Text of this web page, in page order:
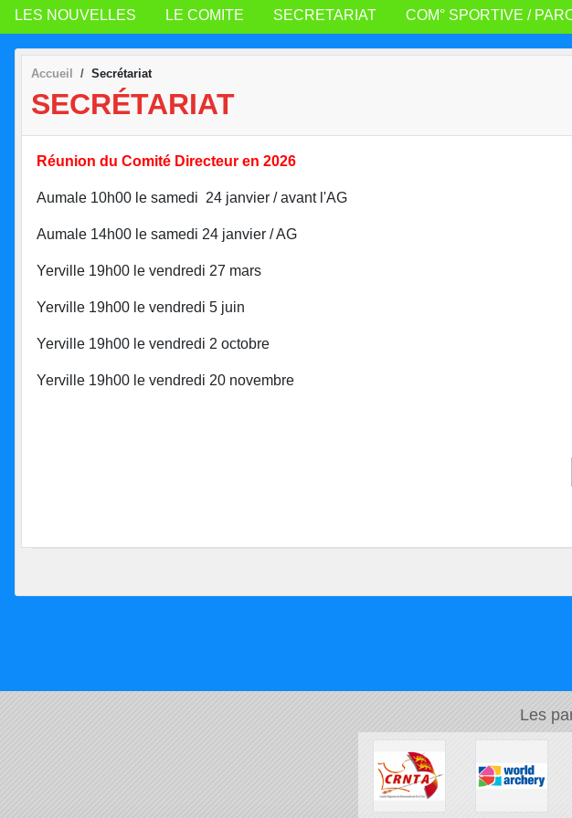
LES NOUVELLES LE COMITE SECRETARIAT COM° SPORTIVE /
Accueil Secrétariat
SECRÉTARIAT
Réunion du Comité Directeur en 2026
Aumale 10h00 le samedi 24 janvier / avant l'AG
Aumale 14h00 le samedi 24 janvier / AG
Yerville 19h00 le vendredi 27 mars
Yerville 19h00 le vendredi 5 juin
Yerville 19h00 le vendredi 2 octobre
Yerville 19h00 le vendredi 20 novembre
Les